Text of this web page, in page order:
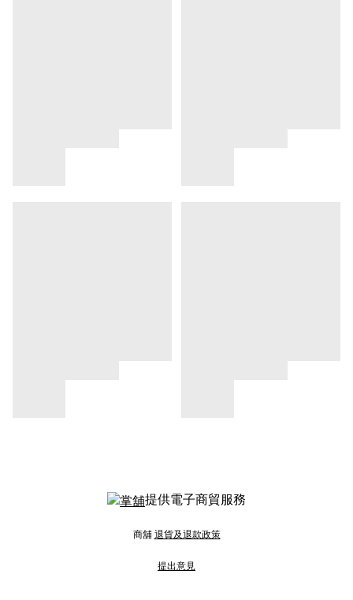
提供電子商貿服務
商舖 退貨及退款政策
提出意見